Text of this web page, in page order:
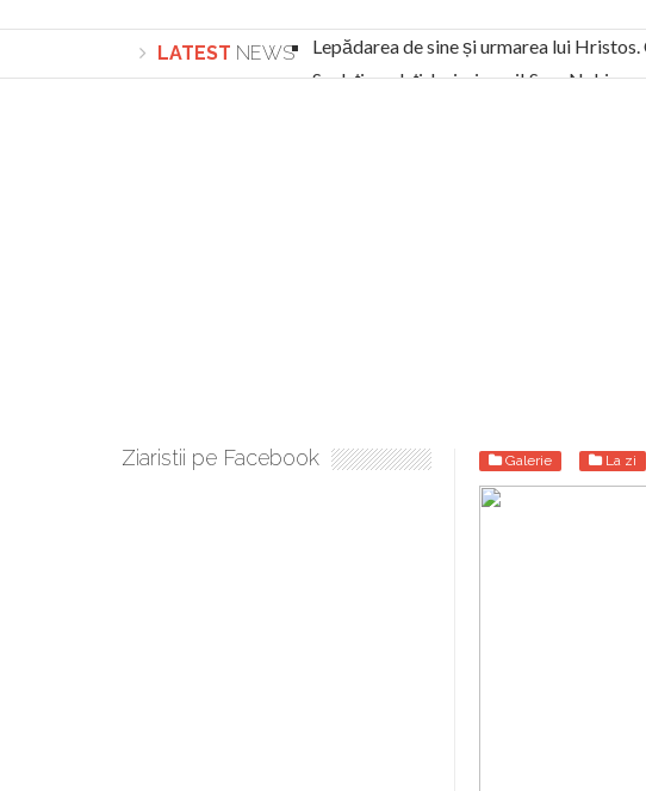
LATEST NEWS
Lepădarea de sine și urmarea lui
Sculați, sculați, boieri mari! Sara Nukina
Galerie La zi
Ziaristii pe Facebook